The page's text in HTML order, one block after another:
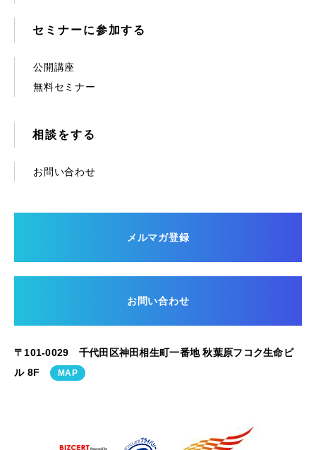
セミナーに参加する
公開講座
無料セミナー
相談をする
お問い合わせ
メルマガ登録
お問い合わせ
〒101-0029 千代田区神田相生町一番地 秋葉原フコク生命ビ
ル 8F
MAP